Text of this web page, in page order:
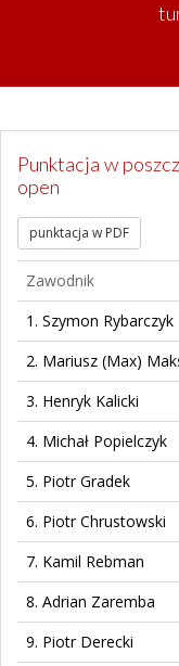
Punktacja w
open
punktacja w PDF
Zawodnik
1. Szymon Rybarczyk
2. Mariusz (Max)
3. Henryk Kalicki
4. Michał Popielczyk
5. Piotr Gradek
6. Piotr Chrustowski
7. Kamil Rebman
8. Adrian Zaremba
9. Piotr Derecki